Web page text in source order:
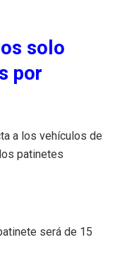
solo
por
a los vehículos de
patinetes
será de 15